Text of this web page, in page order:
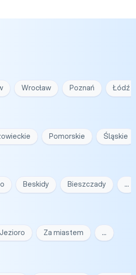
Wrocław Poznań Łódź
Pomorskie Śląskie
Beskidy Bieszczady …
Jezioro Za miastem …